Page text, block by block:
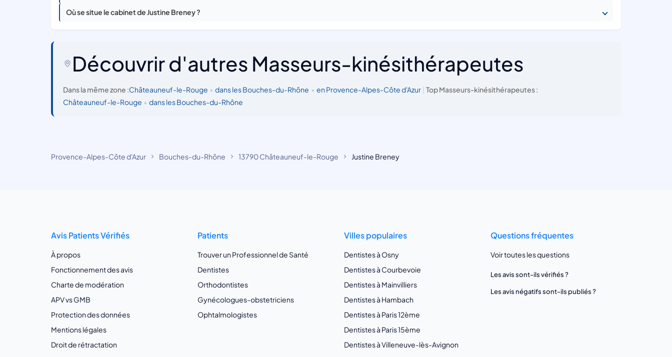
Où se situe le cabinet de Justine Breney ?
Découvrir d'autres Masseurs-kinésithérapeutes
Dans la même zone :Châteauneuf-le-Rouge • dans les Bouches-du-Rhône • en Provence-Alpes-Côte d'Azur | Top Masseurs-kinésithérapeutes :
Châteauneuf-le-Rouge • dans les Bouches-du-Rhône
Provence-Alpes-Côte d'Azur Bouches-du-Rhône 13790 Châteauneuf-le-Rouge Justine Breney
Avis Patients Vérifiés
À propos
Fonctionnement des avis
Charte de modération
APV vs GMB
Protection des données
Mentions légales
Droit de rétractation
Patients
Trouver un Professionnel de Santé
Dentistes
Orthodontistes
Gynécologues-obstetriciens
Ophtalmologistes
Villes populaires
Dentistes à Osny
Dentistes à Courbevoie
Dentistes à Mainvilliers
Dentistes à Hambach
Dentistes à Paris 12ème
Dentistes à Paris 15ème
Dentistes à Villeneuve-lès-Avignon
Questions fréquentes
Voir toutes les questions
Les avis sont-ils vérifiés ?
Les avis négatifs sont-ils publiés ?